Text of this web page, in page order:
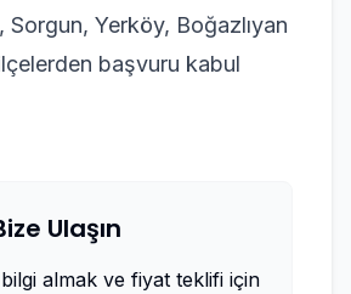
Sorgun, Yerköy, Boğazlıyan
başvuru kabul
Ulaşın
almak ve fiyat teklifi için